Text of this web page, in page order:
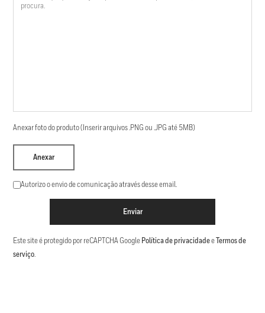
Anexar foto do produto (Inserir arquivos .PNG ou .JPG até 5MB)
Anexar
Autorizo o envio de comunicação através desse email.
Enviar
Este site é protegido por reCAPTCHA Google Política de privacidadee Termos de
serviço.